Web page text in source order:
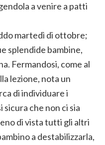
a venire a patti
martedì di ottobre;
splendide bambine,
Fermandosi, come al
lezione, nota un
di individuare i
che non ci sia
di vista tutti gli altri
a destabilizzarla,